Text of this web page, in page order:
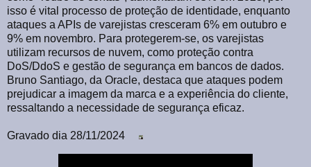
isso é vital processo de proteção de identidade, enquanto
ataques a APIs de varejistas cresceram 6% em outubro e
9% em novembro. Para protegerem-se, os varejistas
utilizam recursos de nuvem, como proteção contra
DoS/DdoS e gestão de segurança em bancos de dados.
Bruno Santiago, da Oracle, destaca que ataques podem
prejudicar a imagem da marca e a experiência do cliente,
ressaltando a necessidade de segurança eficaz.
Gravado dia 28/11/2024